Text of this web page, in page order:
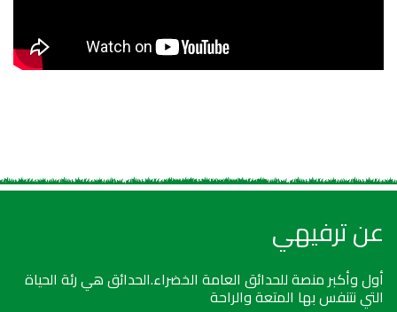
عن ترفيهي
أول وأكبر منصة للحدائق العامة الخضراء.الحدائق هي رئة الحياة
التي نتنفس بها المتعة والراحة